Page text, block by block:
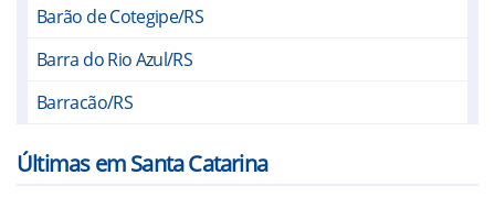
Barão de Cotegipe/RS
Barra do Rio Azul/RS
Barracão/RS
Últimas em Santa Catarina